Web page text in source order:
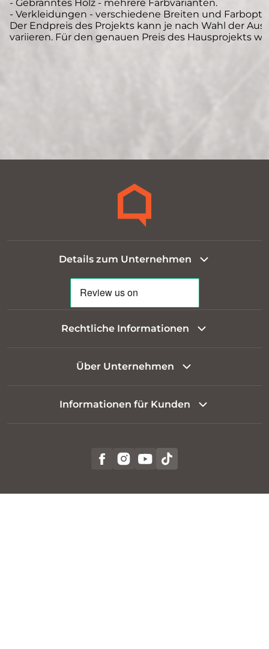
- Gebranntes Holz - mehrere Farbvarianten.
- Verkleidungen - verschiedene Breiten und
Der Endpreis des Projekts kann je nach Wahl der
variieren. Für den genauen Preis des Hausprojekts
Details zum Unternehmen
Rechtliche Informationen
Über Unternehmen
Informationen für Kunden